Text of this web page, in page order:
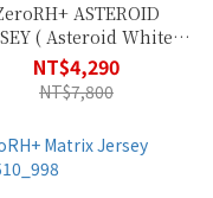
ASTEROID
( Asteroid White )
ECU0628_36P
NT$4,290
NT$7,800